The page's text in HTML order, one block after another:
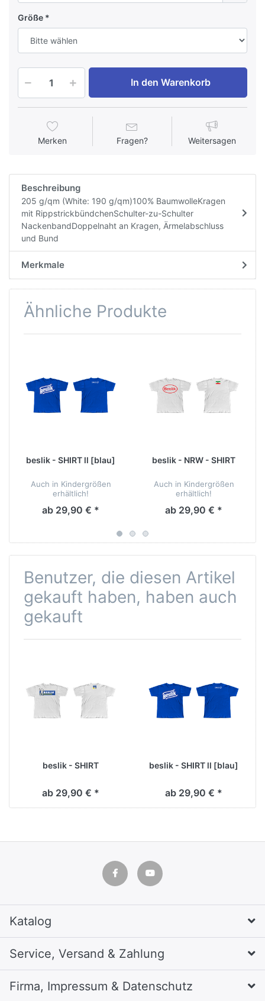
Größe
In den Warenkorb
Merken Fragen? Weitersagen
Beschreibung
205 g/qm (White: 190 g/qm)100% BaumwolleKragen
mit RippstrickbündchenSchulter-zu-Schulter
NackenbandDoppelnaht an Kragen, Ärmelabschluss
und Bund
Merkmale
Ähnliche Produkte
beslik - SHIRT ll [blau]
Auch in Kindergrößen
erhältlich!
ab 29,90 € *
beslik - NRW - SHIRT
Auch in Kindergrößen
erhältlich!
ab 29,90 € *
Benutzer, die diesen Artikel
gekauft haben, haben auch
gekauft
beslik - SHIRT
ab 29,90 € *
beslik - SHIRT ll [blau]
ab 29,90 € *
Katalog
Service, Versand & Zahlung
Firma, Impressum & Datenschutz